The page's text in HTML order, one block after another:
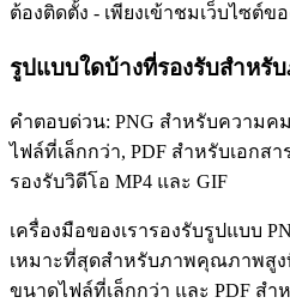
ต้องติดตั้ง - เพียงเข้าชมเว็บไซต์ข
รูปแบบใดบ้างที่รองรับสำหรั
คำตอบด่วน: PNG สำหรับความค
ไฟล์ที่เล็กกว่า, PDF สำหรับเอกส
รองรับวิดีโอ MP4 และ GIF
เครื่องมือของเรารองรับรูปแบบ
เหมาะที่สุดสำหรับภาพคุณภาพสูง
ขนาดไฟล์ที่เล็กกว่า และ PDF สำ